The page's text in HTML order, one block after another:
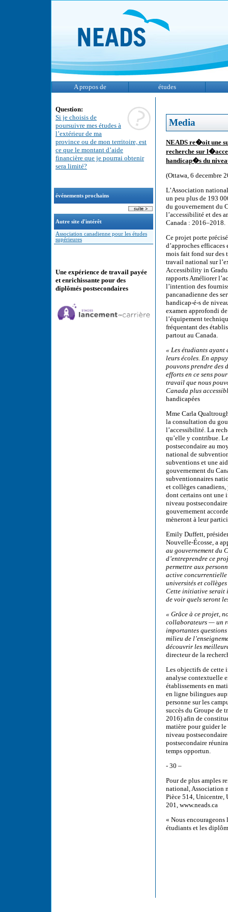
A propos de études
Question:
Si je choisis de
poursuivre mes études à
l’extérieur de ma
province ou de mon territoire, est
ce que le montant d’aide
financière que je pourrai obtenir
sera limité?
événements prochains
Autre site d'intérêt
Association canadienne pour les études
supérieures
Une expérience de travail payée
et enrichissante pour des
diplômés postsecondaires
Media
NEADS re�oit une
recherche sur
handicap�s du
(Ottawa, 6 decembre
L’Association
un peu plus de 193
du gouvernement du
l’accessibilité et des
Canada : 2016–2018.
Ce projet porte
d’approches
mois fait fond sur des
travail national sur
Accessibility in
rapports Améliorer
l’intention des
pancanadienne des
handicap-é-s de
examen approfondi
l’équipement
fréquentant des
partout au Canada.
« Les étudiants ayant
leurs écoles. En
pouvons prendre des
efforts en ce sens
travail que nous
Canada plus
handicapées
Mme Carla
la consultation du
l’accessibilité. La
qu’elle y contribue.
postsecondaire au
national de
subventions et une
gouvernement du
subventionnaires
et collèges
dont certains ont une
niveau
gouvernement
mèneront à leur
Emily Duffett,
Nouvelle-Écosse, a
au gouvernement du
d’entreprendre ce
permettre aux
active concurrentielle
universités et
Cette initiative serait
de voir quels seront
« Grâce à ce projet,
collaborateurs — un
importantes
milieu de
découvrir les
directeur de la
Les objectifs de cette
analyse contextuelle
établissements en
en ligne bilingues
personne sur les
succès du Groupe de
2016) afin de
matière pour guider
niveau
postsecondaire
temps opportun.
- 30 –
Pour de plus amples
national, Association
Pièce 514, Unicentre,
201, www.neads.ca
« Nous encourageons
étudiants et les